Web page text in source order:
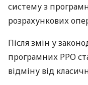
систему з
розрахункових
Після змін у
програмних РРО
відміну від